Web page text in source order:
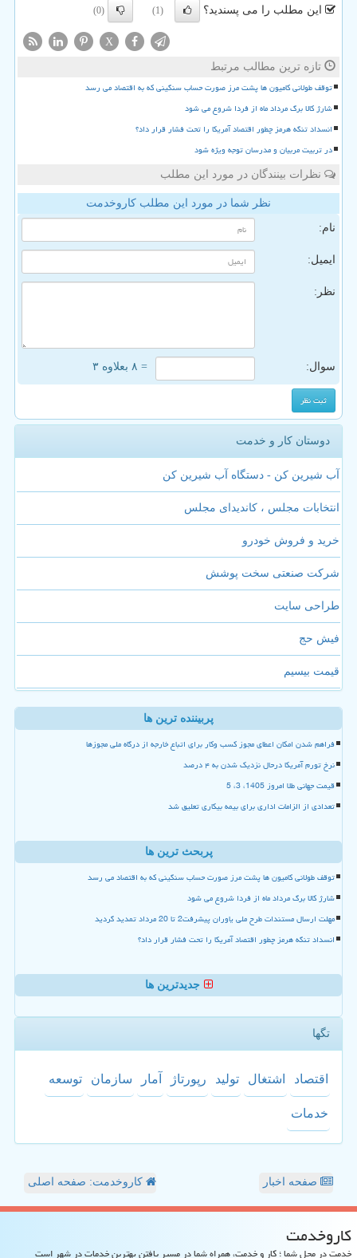
این مطلب را می پسندید؟ (1)
(0)
X
تازه ترین مطالب مرتبط
توقف طولانی کامیون ها پشت مرز صورت حساب سنگینی که به اقتصاد می رسد
شارژ کالا برگ مرداد ماه از فردا شروع می شود
انسداد تنگه هرمز چطور اقتصاد آمریکا را تحت فشار قرار داد؟
در تربیت مربیان و مدرسان توجه ویژه شود
نظرات بینندگان در مورد این مطلب
نظر شما در مورد این مطلب کاروخدمت
نام:
ایمیل:
نظر:
سوال: = ۸ بعلاوه ۳
دوستان کار و خدمت
آب شیرین کن - دستگاه آب شیرین کن
انتخابات مجلس ، کاندیدای مجلس
خرید و فروش خودرو
شرکت صنعتی سخت پوشش
طراحی سایت
فیش حج
قیمت بیسیم
پربیننده ترین ها
فراهم شدن امکان اعطای مجوز کسب وکار برای اتباع خارجه از درگاه ملی مجوزها
نرخ تورم آمریکا درحال نزدیک شدن به ۴ درصد
قیمت جهانی طلا امروز 1405، 3، 5
تعدادی از الزامات اداری برای بیمه بیکاری تعلیق شد
پربحث ترین ها
توقف طولانی کامیون ها پشت مرز صورت حساب سنگینی که به اقتصاد می رسد
شارژ کالا برگ مرداد ماه از فردا شروع می شود
مهلت ارسال مستندات طرح ملی یاوران پیشرفت2 تا 20 مرداد تمدید گردید
انسداد تنگه هرمز چطور اقتصاد آمریکا را تحت فشار قرار داد؟
جدیدترین ها
تگها
اقتصاد اشتغال تولید رپورتاژ آمار سازمان توسعه
خدمات
صفحه اخبار کاروخدمت: صفحه اصلی
كاروخدمت
خدمت در محل شما ؛ کار و خدمت، همراه شما در مسیر یافتن بهترین خدمات در شهر است